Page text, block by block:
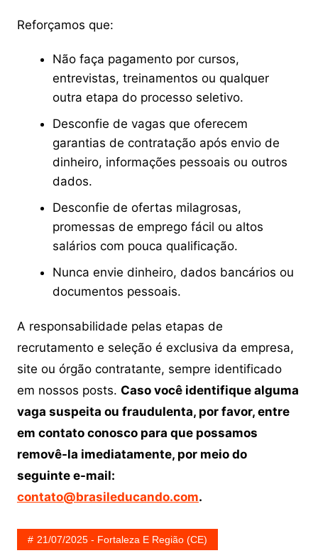
Reforçamos que:
Não faça pagamento por cursos,
entrevistas, treinamentos ou qualquer
outra etapa do processo seletivo.
Desconfie de vagas que oferecem
garantias de contratação após envio de
dinheiro, informações pessoais ou outros
dados.
Desconfie de ofertas milagrosas,
promessas de emprego fácil ou altos
salários com pouca qualificação.
Nunca envie dinheiro, dados bancários ou
documentos pessoais.
A responsabilidade pelas etapas de
recrutamento e seleção é exclusiva da empresa,
site ou órgão contratante, sempre identificado
em nossos posts. Caso você identifique alguma
vaga suspeita ou fraudulenta, por favor, entre
em contato conosco para que possamos
removê-la imediatamente, por meio do
seguinte e-mail:
contato@brasileducando.com.
21/07/2025 - Fortaleza E Região (CE)